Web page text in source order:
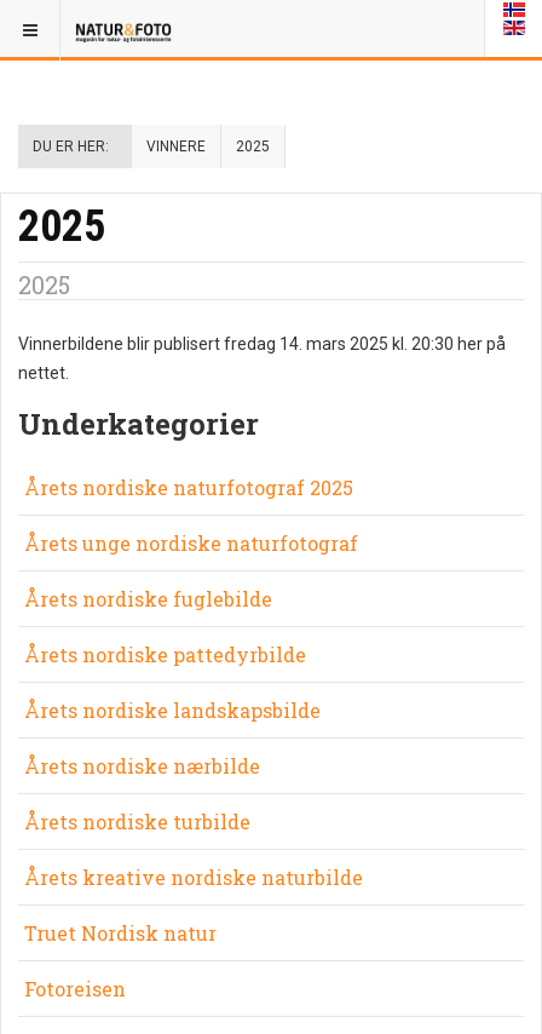
DU ER HER: VINNERE 2025
2025
2025
Vinnerbildene blir publisert fredag 14. mars 2025 kl. 20:30 her på
nettet.
Underkategorier
Årets nordiske naturfotograf 2025
Årets unge nordiske naturfotograf
Årets nordiske fuglebilde
Årets nordiske pattedyrbilde
Årets nordiske landskapsbilde
Årets nordiske nærbilde
Årets nordiske turbilde
Årets kreative nordiske naturbilde
Truet Nordisk natur
Fotoreisen